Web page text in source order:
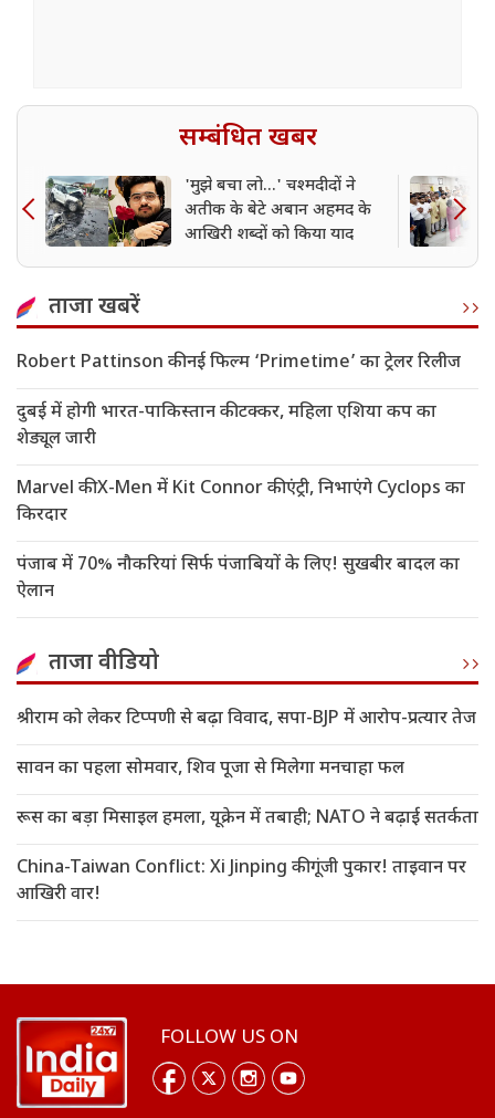
सम्बंधित खबर
'मुझे बचा लो...' चश्मदीदों ने
अतीक के बेटे अबान अहमद के
आखिरी शब्दों को किया याद
ताजा खबरें
Robert Pattinson की नई फिल्म ‘Primetime’ का ट्रेलर रिलीज
दुबई में होगी भारत-पाकिस्तान की टक्कर, महिला एशिया कप का
शेड्यूल जारी
Marvel की X-Men में Kit Connor की एंट्री, निभाएंगे Cyclops का
किरदार
पंजाब में 70% नौकरियां सिर्फ पंजाबियों के लिए! सुखबीर बादल का
ऐलान
ताजा वीडियो
श्रीराम को लेकर टिप्पणी से बढ़ा विवाद, सपा-BJP में आरोप-प्रत्यार तेज
सावन का पहला सोमवार, शिव पूजा से मिलेगा मनचाहा फल
रूस का बड़ा मिसाइल हमला, यूक्रेन में तबाही; NATO ने बढ़ाई सतर्कता
China-Taiwan Conflict: Xi Jinping की गूंजी पुकार! ताइवान पर
आखिरी वार!
FOLLOW US ON